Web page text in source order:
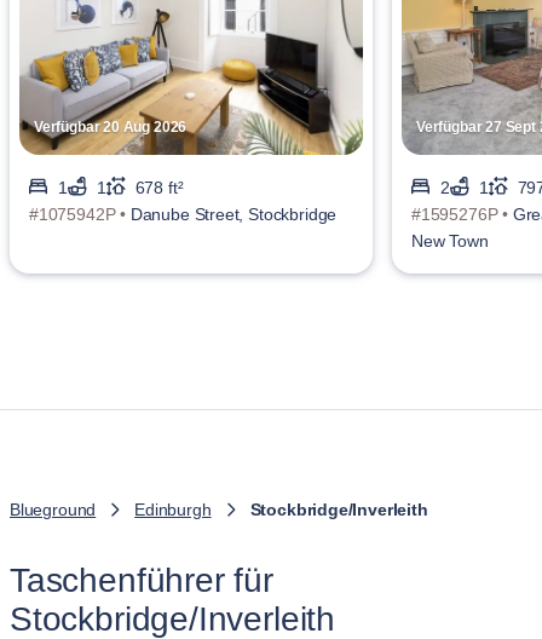
Verfügbar 20 Aug 2026
1 1
678 ft²
#1075942P • Danube Street, Stockbridge
Verfügbar 27 Sept
2 1
#1595276P •
New Town
Blueground Edinburgh Stockbridge/Inverleith
Taschenführer für
Stockbridge/Inverleith